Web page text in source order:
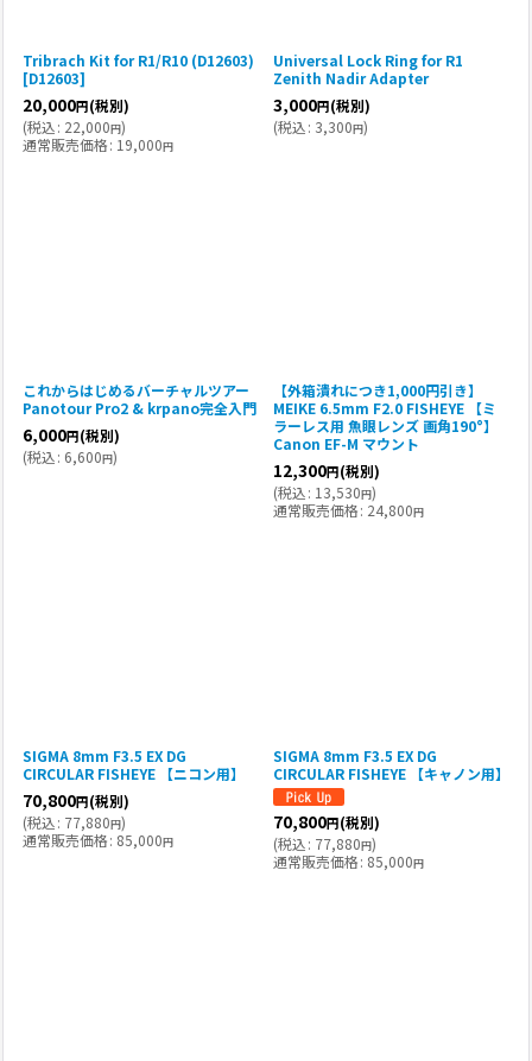
Tribrach Kit for R1/R10 (D12603)
[D12603]
20,000円(税別)
(税込: 22,000円)
通常販売価格: 19,000円
Universal Lock Ring for R1
Zenith Nadir Adapter
3,000円(税別)
(税込: 3,300円)
これからはじめるバーチャルツアー
Panotour Pro2 & krpano完全入門
6,000円(税別)
(税込: 6,600円)
【外箱潰れにつき1,000円引き】
MEIKE 6.5mm F2.0 FISHEYE 【ミ
ラーレス用 魚眼レンズ 画角190°】
Canon EF-M マウント
12,300円(税別)
(税込: 13,530円)
通常販売価格: 24,800円
SIGMA 8mm F3.5 EX DG
CIRCULAR FISHEYE 【ニコン用】
70,800円(税別)
(税込: 77,880円)
通常販売価格: 85,000円
SIGMA 8mm F3.5 EX DG
CIRCULAR FISHEYE 【キャノン用】
70,800円(税別)
(税込: 77,880円)
通常販売価格: 85,000円